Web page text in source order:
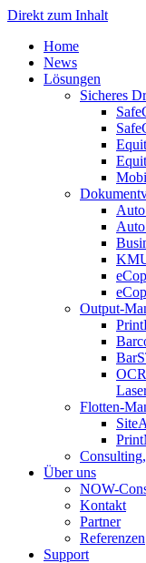
Direkt zum Inhalt
Home
News
Lösungen
Sicheres
Output-
Flotten-
Über uns
NOW-
Kontakt
Partner
Referenzen
Support